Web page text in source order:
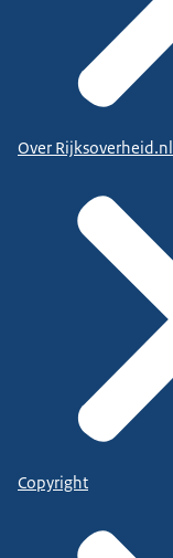
Over Rijksoverheid.nl
Copyright